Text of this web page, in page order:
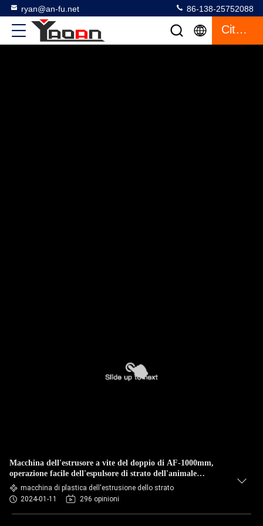
ryan@an-fu.net 86-138-25752088
Citazione
Macchina dell'estrusore a vite del doppio di AF-1000mm,
operazione facile dell'espulsore di strato dell'animale
domestico
macchina di plastica dell'estrusione dello strato
2024-01-11
296 opinioni